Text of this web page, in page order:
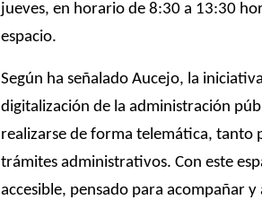
jueves, en horario de 8:30 a 13:30
espacio.
Según ha señalado Aucejo, la
digitalización de la administración
realizarse de forma telemática, tanto
trámites administrativos. Con este
accesible, pensado para acompañar